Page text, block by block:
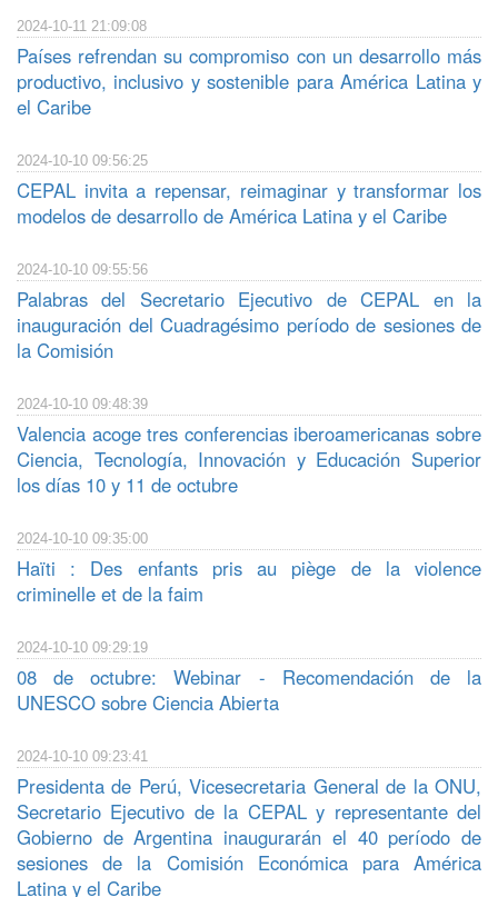
2024-10-11 21:09:08
Países refrendan su compromiso con un desarrollo más
productivo, inclusivo y sostenible para América Latina y
el Caribe
2024-10-10 09:56:25
CEPAL invita a repensar, reimaginar y transformar los
modelos de desarrollo de América Latina y el Caribe
2024-10-10 09:55:56
Palabras del Secretario Ejecutivo de CEPAL en la
inauguración del Cuadragésimo período de sesiones de
la Comisión
2024-10-10 09:48:39
Valencia acoge tres conferencias iberoamericanas sobre
Ciencia, Tecnología, Innovación y Educación Superior
los días 10 y 11 de octubre
2024-10-10 09:35:00
Haïti : Des enfants pris au piège de la violence
criminelle et de la faim
2024-10-10 09:29:19
08 de octubre: Webinar - Recomendación de la
UNESCO sobre Ciencia Abierta
2024-10-10 09:23:41
Presidenta de Perú, Vicesecretaria General de la ONU,
Secretario Ejecutivo de la CEPAL y representante del
Gobierno de Argentina inaugurarán el 40 período de
sesiones de la Comisión Económica para América
Latina y el Caribe